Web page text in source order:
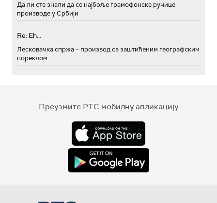
Да ли сте знали да се најбоље грамофонске ручице
производе у Србији
Re: Eh...
Лесковачка спржа – производ са заштићеним географским
пореклом
Преузмите РТС мобилну апликацију